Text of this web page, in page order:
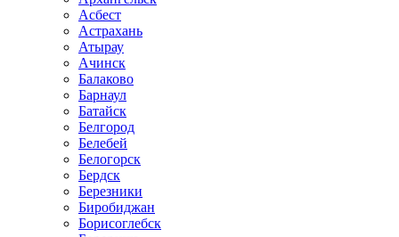
Асбест
Астрахань
Атырау
Ачинск
Балаково
Барнаул
Батайск
Белгород
Белебей
Белогорск
Бердск
Березники
Биробиджан
Борисоглебск